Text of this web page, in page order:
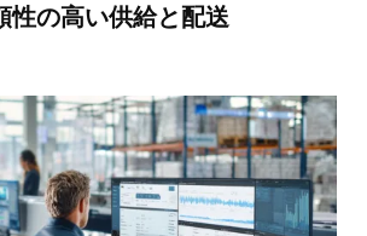
性の高い供給と配送